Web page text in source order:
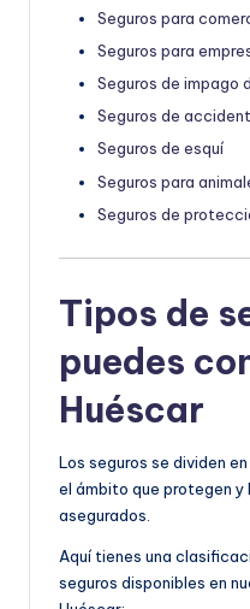
Seguros para
Seguros para
Seguros de impago
Seguros de
Seguros de esquí
Seguros para
Seguros de
Tipos de
puedes
Huéscar
Los seguros se dividen
el ámbito que protegen y
asegurados.
Aquí tienes una
seguros disponibles en